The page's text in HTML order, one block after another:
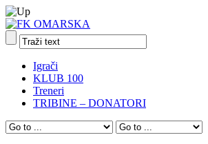
Igrači
KLUB 100
Treneri
TRIBINE – DONATORI